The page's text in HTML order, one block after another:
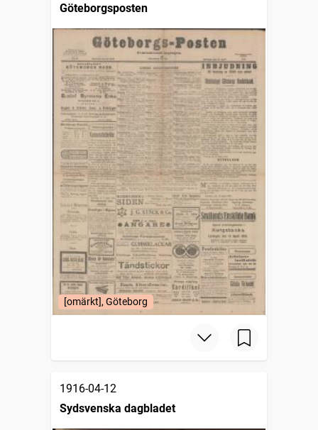
Göteborgsposten
[omärkt], Göteborg
1916-04-12
Sydsvenska dagbladet